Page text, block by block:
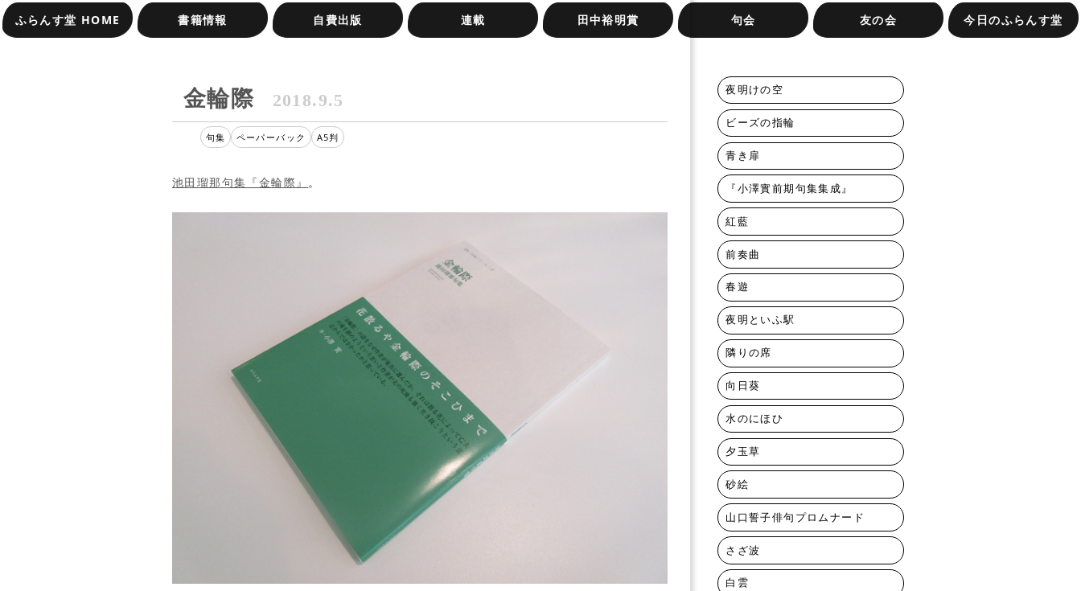
ふらんす堂 HOME 書籍情報 自費出版 連載 田中裕明賞 句会 友の会 今日のふらんす堂
金輪際 2018.9.5
句集 ペーパーバック A5判
池田瑠那句集『金輪際』 。
夜明けの空
ビーズの指輪
青き扉
『小澤實前期句集集成』
紅藍
前奏曲
春遊
夜明といふ駅
隣りの席
向日葵
水のにほひ
夕玉草
砂絵
山口誓子俳句プロムナード
さざ波
白雲